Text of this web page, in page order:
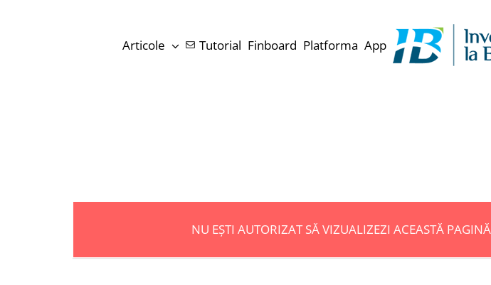
Articole Tutorial Finboard Platforma App
NU EȘTI AUTORIZAT SĂ VIZUALIZEZI ACEASTĂ PAGINĂ